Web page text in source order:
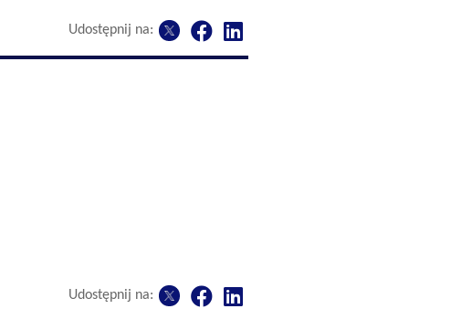
Udostępnij na:
Udostępnij na: